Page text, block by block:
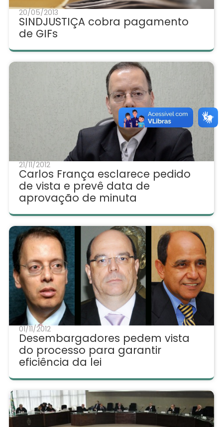
20/05/2013
SINDJUSTIÇA cobra pagamento
de GIFs
21/11/2012
Carlos França esclarece pedido
de vista e prevê data de
aprovação de minuta
01/11/2012
Desembargadores pedem vista
do processo para garantir
eficiência da lei